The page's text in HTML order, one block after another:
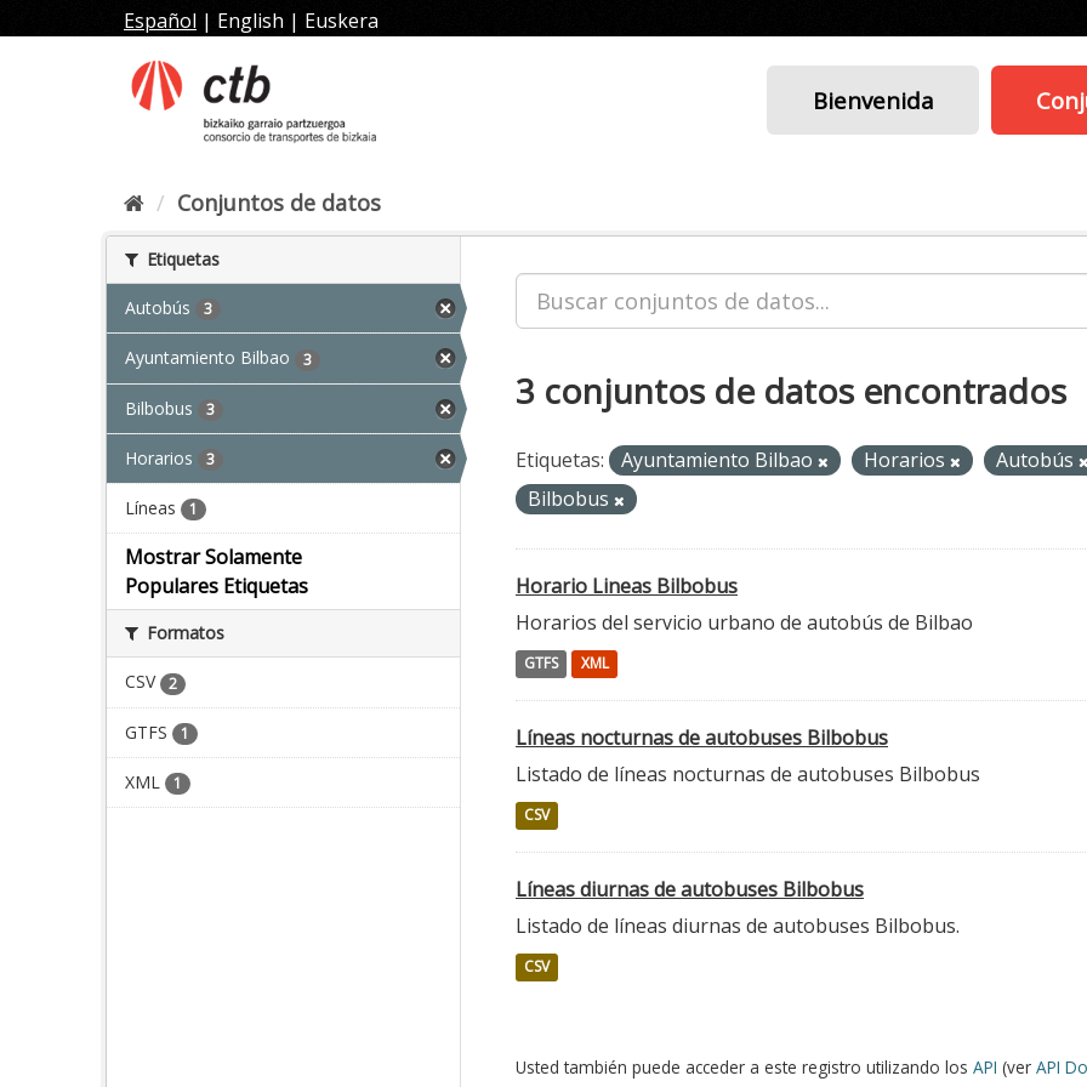
al
Español | English | Euskera
Bienvenida
Conjuntos de datos
Etiquetas
Autobús 3
Ayuntamiento Bilbao 3
Bilbobus 3
Horarios 3
Líneas 1
Mostrar Solamente
Populares Etiquetas
Formatos
CSV 2
GTFS 1
XML 1
3 conjuntos de datos encontrados
Etiquetas: Ayuntamiento Bilbao Horarios
Autobús
Bilbobus
Horario Lineas Bilbobus
Horarios del servicio urbano de autobús de Bilbao
GTFS XML
Líneas nocturnas de autobuses Bilbobus
Listado de líneas nocturnas de autobuses Bilbobus
CSV
Líneas diurnas de autobuses Bilbobus
Listado de líneas diurnas de autobuses Bilbobus.
CSV
Usted también puede acceder a este registro utilizando los API (ver API